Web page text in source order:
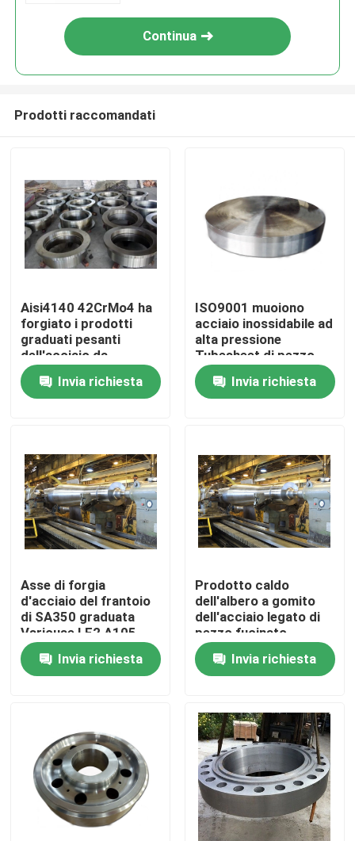
Casa
Contatti
Prodotti
Prodotti in acciaio forgiato
Assi d'acciaio forgiate
Blocco d'acciaio forgiato
Maniche forgiate
Spazii in bianco forgiati dell'ingranaggio
Continua
Prodotti raccomandati
Aisi4140 42CrMo4 ha
forgiato i prodotti
graduati pesanti
dell'acciaio da
forgiare St52 delle
parti d'acciaio
Invia richiesta
ISO9001 muoiono
acciaio inossidabile ad
alta pressione
Tubesheet di pezzo
fucinato Ss304 Ss316
Ss410Invia richiesta
Asse di forgia
d'acciaio del frantoio
di SA350 graduata
Vsriouse LF2 A105
F316L F304L
Invia richiesta
Prodotto caldo
dell'albero a gomito
dell'acciaio legato di
pezzo fucinato
Aisi4140 Scm440
42crmo4Invia richiesta